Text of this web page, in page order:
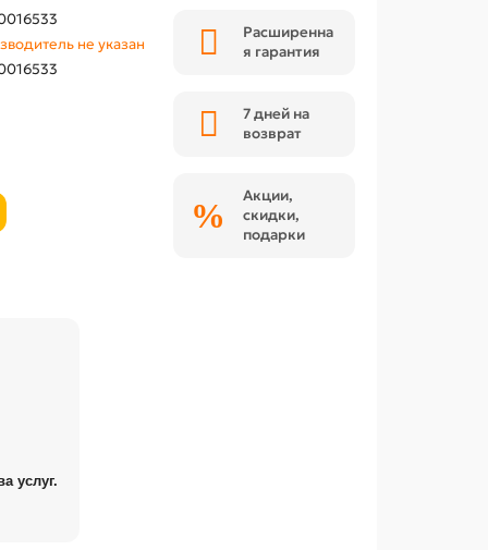
не указан
услуг.
Расширенна
я гарантия
7 дней на
возврат
Акции,
скидки,
подарки